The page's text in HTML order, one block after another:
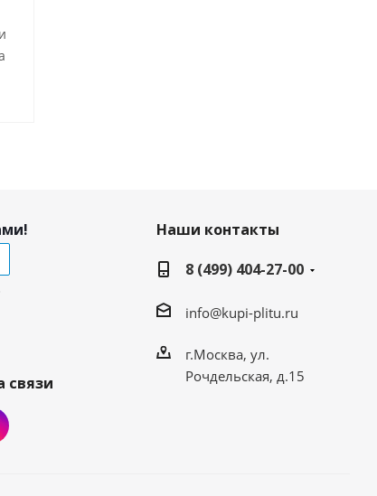
связи
Наши контакты
8 (499) 404-27-00
info@kupi-plitu.ru
г.Москва, ул.
Рочдельская, д.15